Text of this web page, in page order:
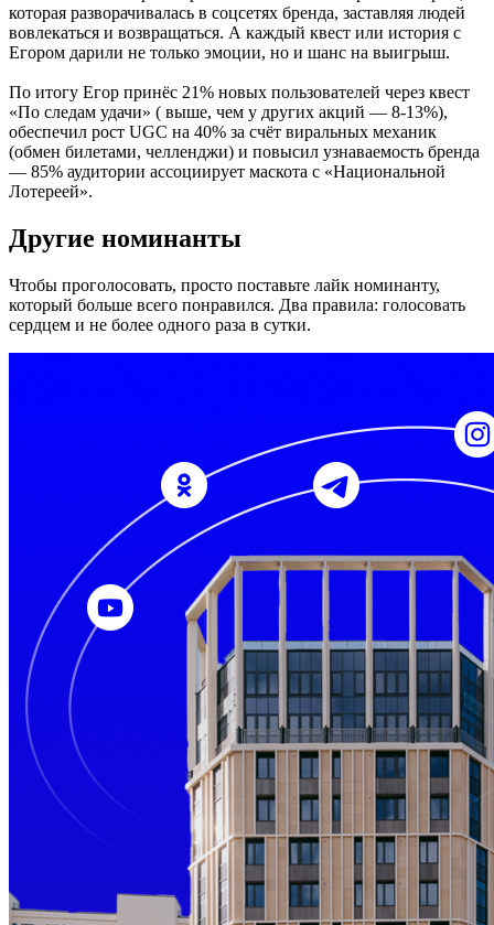
которая разворачивалась в соцсетях бренда, заставляя людей
вовлекаться и возвращаться. А каждый квест или история с
Егором дарили не только эмоции, но и шанс на выигрыш.
По итогу Егор принёс 21% новых пользователей через квест
«По следам удачи» ( выше, чем у других акций — 8-13%),
обеспечил рост UGC на 40% за счёт виральных механик
(обмен билетами, челленджи) и повысил узнаваемость бренда
— 85% аудитории ассоциирует маскота с «Национальной
Лотереей».
Другие номинанты
Чтобы проголосовать, просто поставьте лайк номинанту,
который больше всего понравился. Два правила: голосовать
сердцем и не более одного раза в сутки.